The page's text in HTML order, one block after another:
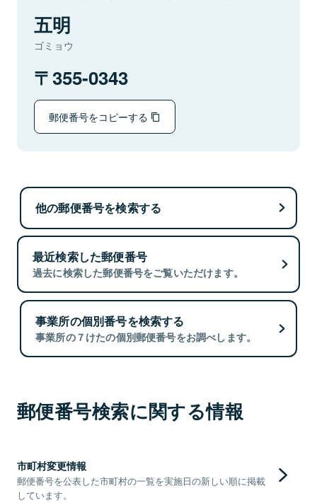
五明
ゴミョウ
355-0343
郵便番号をコピーする
他の郵便番号を検索する
最近検索した郵便番号
過去に検索した郵便番号をご覧いただけます。
事業所の個別番号を検索する
事業所の７けたの個別郵便番号をお調べします。
郵便番号検索に関する情報
市町村変更情報
郵便番号を公表した市町村の一覧を実施日の新しい順に掲載
しています。